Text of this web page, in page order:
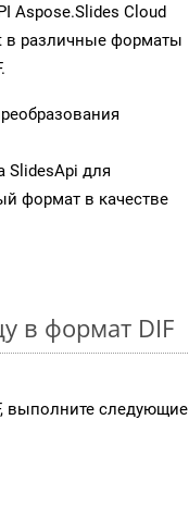
Aspose.Slides Cloud
в различные форматы
SlidesApi для
формат в качестве
в формат DIF
выполните следующие